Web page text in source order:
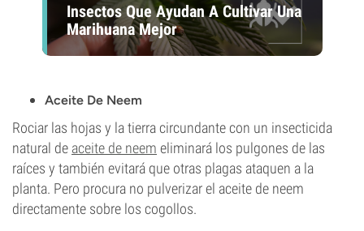
Insectos Que Ayudan A Cultivar Una
Marihuana Mejor
Aceite De Neem
Rociar las hojas y la tierra circundante con un insecticida
natural de aceite de neem eliminará los pulgones de las
raíces y también evitará que otras plagas ataquen a la
planta. Pero procura no pulverizar el aceite de neem
directamente sobre los cogollos.